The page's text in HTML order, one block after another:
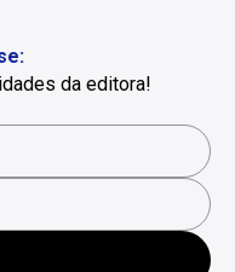
da editora!